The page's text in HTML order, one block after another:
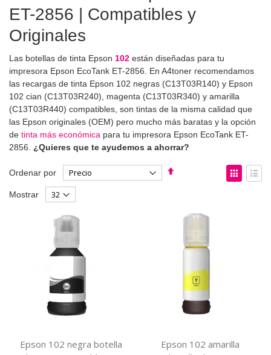
ET-2856 | Compatibles y
Originales
Las botellas de tinta Epson 102 están diseñadas para tu
impresora Epson EcoTank ET-2856. En A4toner recomendamos
las recargas de tinta Epson 102 negras (C13T03R140) y Epson
102 cian (C13T03R240), magenta (C13T03R340) y amarilla
(C13T03R440) compatibles, son tintas de la misma calidad que
las Epson originales (OEM) pero mucho más baratas y la opción
de tinta más económica para tu impresora Epson EcoTank ET-
2856.
¿Quieres que te ayudemos a ahorrar?
Ordenar por
Fijar
Ver
como
Mostrar
Epson 102 negra botella
Epson 102 amarilla